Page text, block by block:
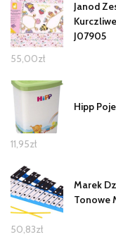
Janod
J07905
55,00zł
Hipp
11,95zł
Marek
Tonowe
50,83zł